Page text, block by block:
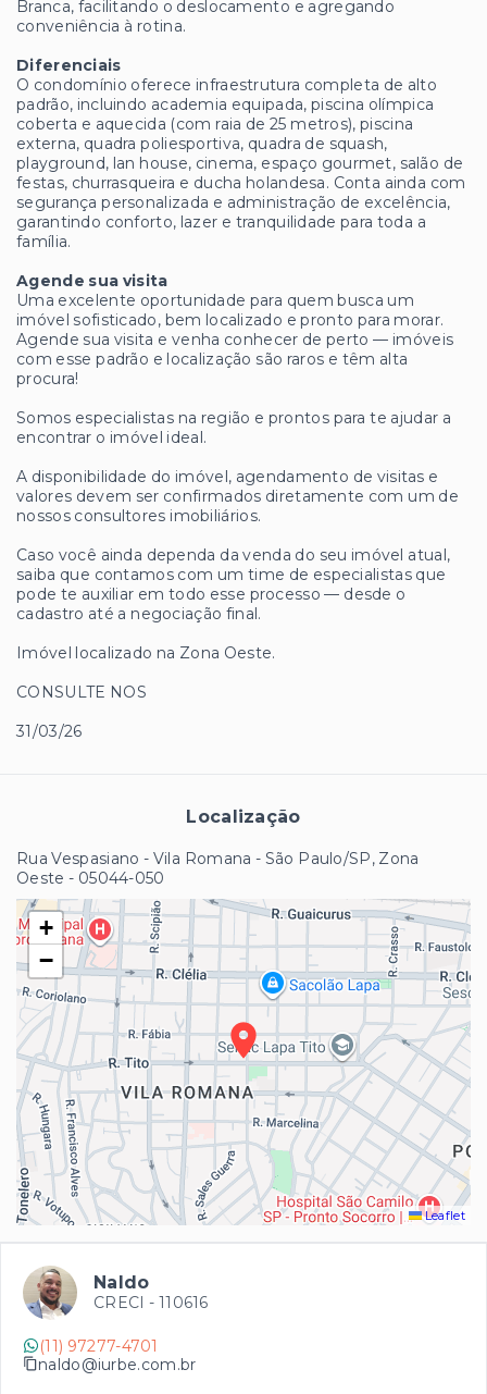
Branca, facilitando o deslocamento e agregando
conveniência à rotina.
Diferenciais
O condomínio oferece infraestrutura completa de alto
padrão, incluindo academia equipada, piscina olímpica
coberta e aquecida (com raia de 25 metros), piscina
externa, quadra poliesportiva, quadra de squash,
playground, lan house, cinema, espaço gourmet, salão de
festas, churrasqueira e ducha holandesa. Conta ainda com
segurança personalizada e administração de excelência,
garantindo conforto, lazer e tranquilidade para toda a
família.
Agende sua visita
Uma excelente oportunidade para quem busca um
imóvel sofisticado, bem localizado e pronto para morar.
Agende sua visita e venha conhecer de perto — imóveis
com esse padrão e localização são raros e têm alta
procura!
Somos especialistas na região e prontos para te ajudar a
encontrar o imóvel ideal.
A disponibilidade do imóvel, agendamento de visitas e
valores devem ser confirmados diretamente com um de
nossos consultores imobiliários.
Caso você ainda dependa da venda do seu imóvel atual,
saiba que contamos com um time de especialistas que
pode te auxiliar em todo esse processo — desde o
cadastro até a negociação final.
Imóvel localizado na Zona Oeste.
CONSULTE NOS
31/03/26
Localização
Rua Vespasiano - Vila Romana - São Paulo/SP, Zona
Oeste - 05044-050
+
−
Leaflet
Naldo
CRECI - 110616
(11) 97277-4701
naldo@iurbe.com.br